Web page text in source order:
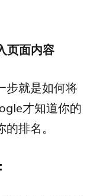
页面内容
步就是如何将
才知道你的
排名。